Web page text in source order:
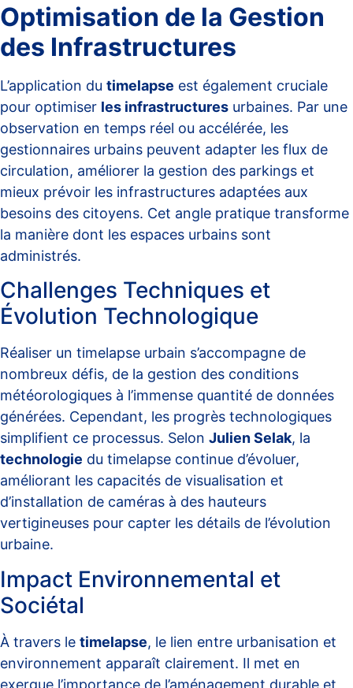
Optimisation de la Gestion
des Infrastructures
L’application du timelapse est également cruciale
pour optimiser les infrastructures urbaines. Par une
observation en temps réel ou accélérée, les
gestionnaires urbains peuvent adapter les flux de
circulation, améliorer la gestion des parkings et
mieux prévoir les infrastructures adaptées aux
besoins des citoyens. Cet angle pratique transforme
la manière dont les espaces urbains sont
administrés.
Challenges Techniques et
Évolution Technologique
Réaliser un timelapse urbain s’accompagne de
nombreux défis, de la gestion des conditions
météorologiques à l’immense quantité de données
générées. Cependant, les progrès technologiques
simplifient ce processus. Selon Julien Selak, la
technologie du timelapse continue d’évoluer,
améliorant les capacités de visualisation et
d’installation de caméras à des hauteurs
vertigineuses pour capter les détails de l’évolution
urbaine.
Impact Environnemental et
Sociétal
À travers le timelapse, le lien entre urbanisation et
environnement apparaît clairement. Il met en
exergue l’importance de l’aménagement durable et